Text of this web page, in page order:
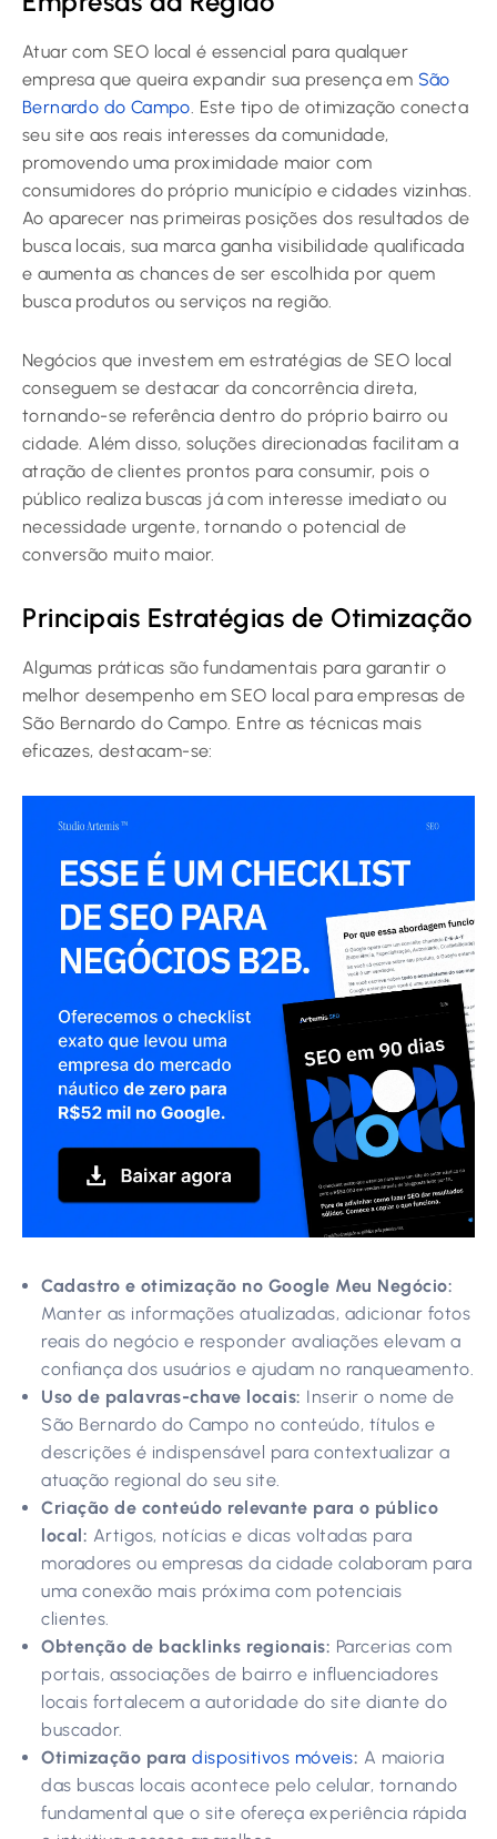
Atuar com SEO local é essencial para qualquer
empresa que queira expandir sua presença em São
Bernardo do Campo . Este tipo de otimização conecta
seu site aos reais interesses da comunidade,
promovendo uma proximidade maior com
consumidores do próprio município e cidades vizinhas.
Ao aparecer nas primeiras posições dos resultados de
busca locais, sua marca ganha visibilidade qualificada
e aumenta as chances de ser escolhida por quem
busca produtos ou serviços na região.
Negócios que investem em estratégias de SEO local
conseguem se destacar da concorrência direta,
tornando-se referência dentro do próprio bairro ou
cidade. Além disso, soluções direcionadas facilitam a
atração de clientes prontos para consumir, pois o
público realiza buscas já com interesse imediato ou
necessidade urgente, tornando o potencial de
conversão muito maior.
Principais Estratégias de Otimização
Algumas práticas são fundamentais para garantir o
melhor desempenho em SEO local para empresas de
São Bernardo do Campo. Entre as técnicas mais
eficazes, destacam-se:
Cadastro e otimização no Google Meu Negócio:
Manter as informações atualizadas, adicionar fotos
reais do negócio e responder avaliações elevam a
confiança dos usuários e ajudam no ranqueamento.
Uso de palavras-chave locais: Inserir o nome de
São Bernardo do Campo no conteúdo, títulos e
descrições é indispensável para contextualizar a
atuação regional do seu site.
Criação de conteúdo relevante para o público
local: Artigos, notícias e dicas voltadas para
moradores ou empresas da cidade colaboram para
uma conexão mais próxima com potenciais
clientes.
Obtenção de backlinks regionais: Parcerias com
portais, associações de bairro e influenciadores
locais fortalecem a autoridade do site diante do
buscador.
Otimização para dispositivos móveis: A maioria
das buscas locais acontece pelo celular, tornando
fundamental que o site ofereça experiência rápida